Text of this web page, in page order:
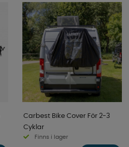
Carbest Bike Cover För 2-3
Cyklar
Finns i lager